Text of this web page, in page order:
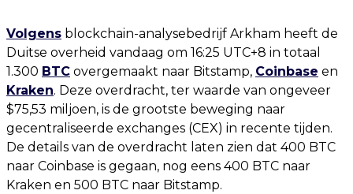
Volgens blockchain-analysebedrijf Arkham heeft de
Duitse overheid vandaag om 16:25 UTC+8 in totaal
1.300 BTC overgemaakt naar Bitstamp, Coinbase en
Kraken. Deze overdracht, ter waarde van ongeveer
$75,53 miljoen, is de grootste beweging naar
gecentraliseerde exchanges (CEX) in recente tijden.
De details van de overdracht laten zien dat 400 BTC
naar Coinbase is gegaan, nog eens 400 BTC naar
Kraken en 500 BTC naar Bitstamp.